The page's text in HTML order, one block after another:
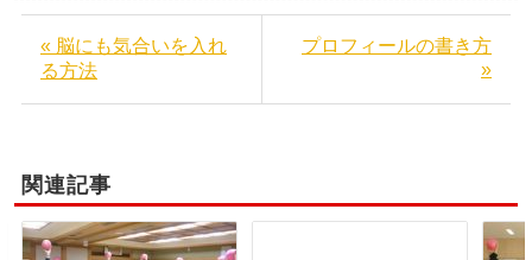
« 脳にも気合いを入れ
る方法
プロフィールの書き方
»
関連記事